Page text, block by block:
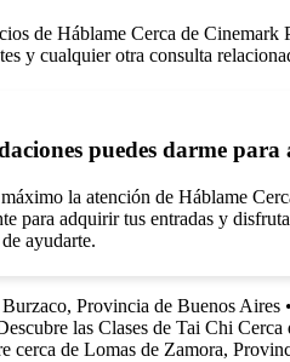
de Háblame Cerca de Cinemark
y cualquier otra consulta
puedes darme
la atención de Háblame
para adquirir tus entradas y
ayudarte.
Provincia de Buenos Aires •
las Clases de Tai Chi Cerca
cerca de Lomas de Zamora,